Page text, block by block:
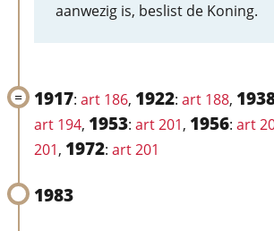
aanwezig is, beslist de Koning.
1917: art 186, 1922: art 188,
art 194, 1953: art 201, 1956: art
201, 1972: art 201
1983